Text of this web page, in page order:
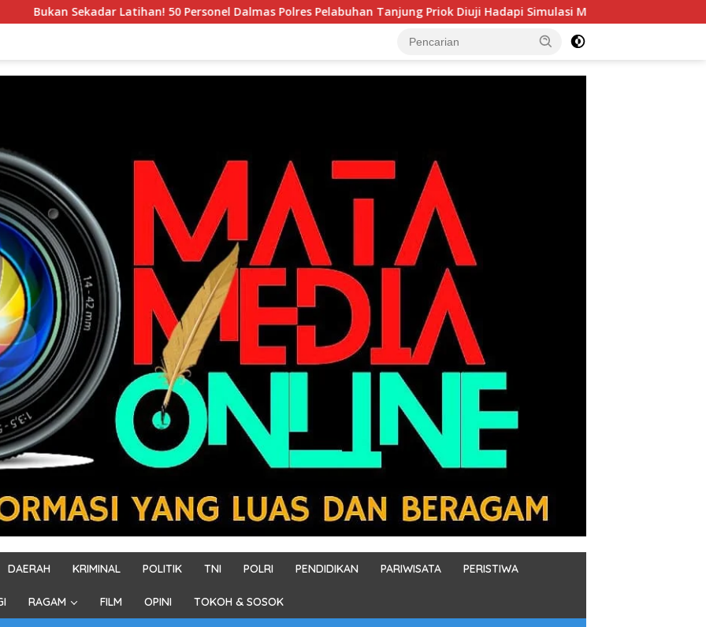
Sekadar Latihan! 50 Personel Dalmas Polres Pelabuhan Tanjung Priok Diuji Hadapi Simulasi Massa
DAERAH KRIMINAL POLITIK TNI POLRI PENDIDIKAN PARIWISATA PERISTIWA
RAGAM FILM OPINI TOKOH & SOSOK